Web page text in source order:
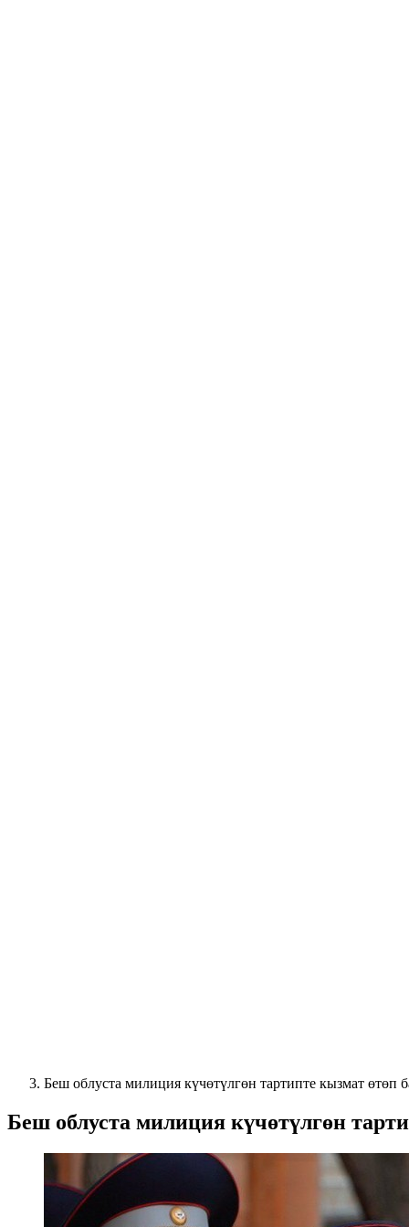
Беш облуста милиция күчөтүлгөн тартипте кызмат өтөп
Беш облуста милиция күчөтүлгөн